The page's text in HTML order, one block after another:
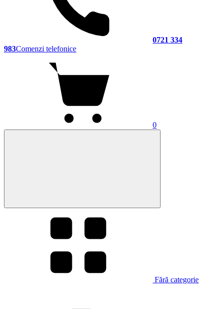
0721 334
983Comenzi telefonice
0
Fără categorie